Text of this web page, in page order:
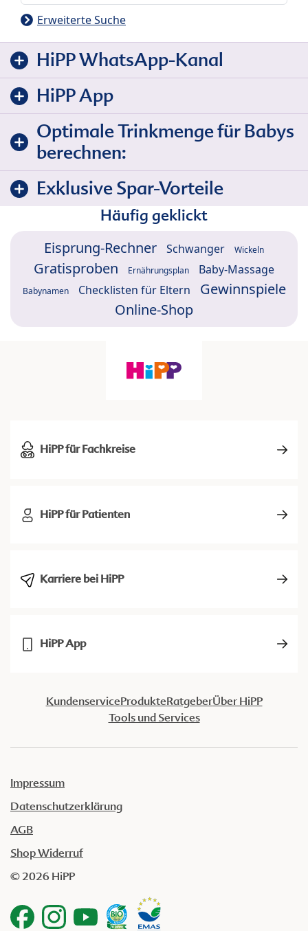
Erweiterte Suche
HiPP WhatsApp-Kanal
HiPP App
Optimale Trinkmenge für Babys
berechnen:
Exklusive Spar-Vorteile
Häufig geklickt
Eisprung-Rechner Schwanger Wickeln
Gratisproben Ernährungsplan Baby-Massage
Babynamen Checklisten für Eltern
Gewinnspiele
Online-Shop
HiPP für Fachkreise
HiPP für Patienten
Karriere bei HiPP
HiPP App
KundenserviceProdukteRatgeberÜber HiPP
Tools und Services
Impressum
Datenschutzerklärung
AGB
Shop Widerruf
© 2026 HiPP